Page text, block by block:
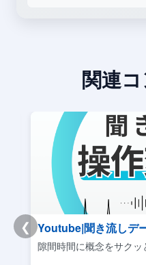
関連
❮ Youtube|聞き流しデ
隙間時間に概念をサクッ